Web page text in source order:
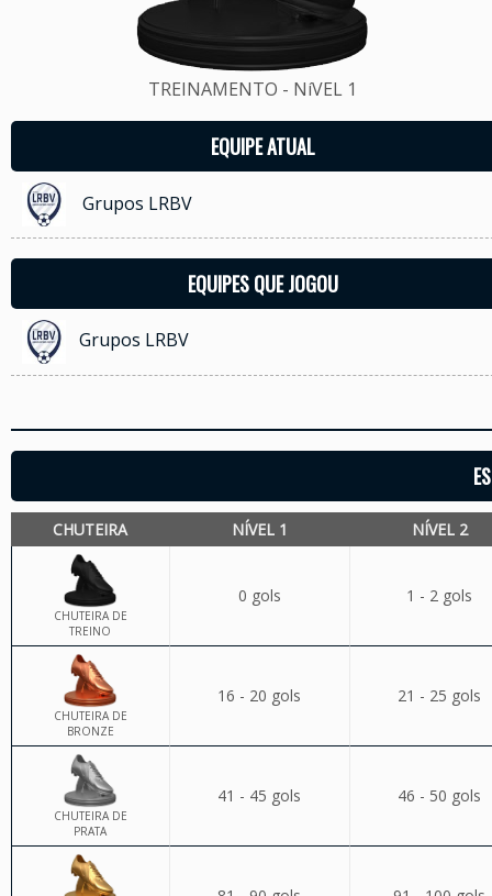
TREINAMENTO - NíVEL 1
EQUIPE ATUAL
Grupos LRBV
EQUIPES QUE JOGOU
Grupos LRBV
CHUTEIRA NÍVEL 1 NÍVEL 2
CHUTEIRA DE
TREINO
0 gols 1 - 2 gols
CHUTEIRA DE
BRONZE
16 - 20 gols 21 - 25 gols
CHUTEIRA DE
PRATA
41 - 45 gols 46 - 50 gols